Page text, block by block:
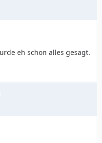
eh schon alles gesagt.